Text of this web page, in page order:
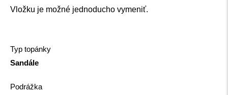
Vložku je možné jednoducho vymeniť.
Typ topánky
Sandále
Podrážka